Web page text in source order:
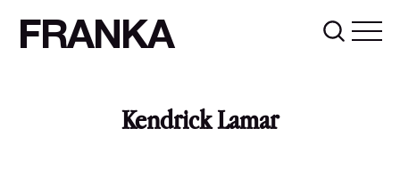
FRANKA
Kendrick Lamar